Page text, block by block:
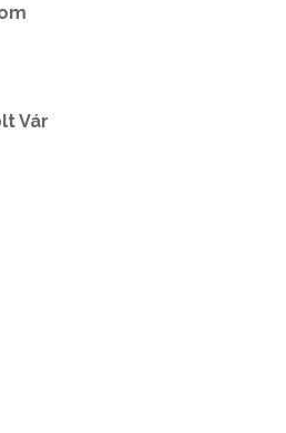
Vár